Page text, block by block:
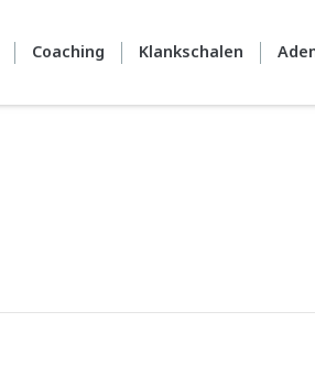
Coaching Klankschalen